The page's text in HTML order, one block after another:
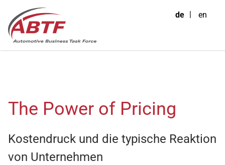
de en
The Power of Pricing
Kostendruck und die typische Reaktion
von Unternehmen